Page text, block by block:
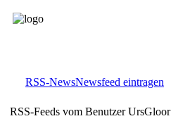
RSS-NewsNewsfeed eintragen
RSS-Feeds vom Benutzer UrsGloor